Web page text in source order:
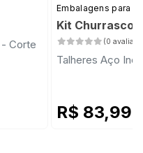
Corte
Embalagens para
Kit Churrasco
(0
Talheres Aço
R$ 83,99